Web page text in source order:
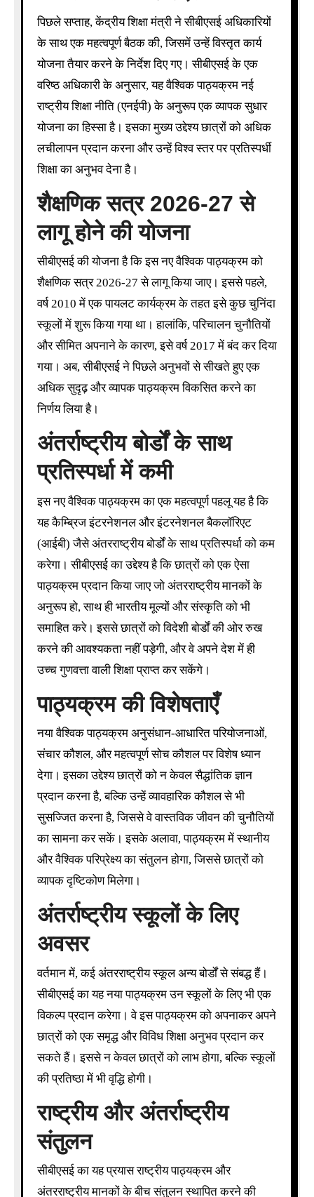
पिछले सप्ताह, केंद्रीय शिक्षा मंत्री ने सीबीएसई अधिकारियों
के साथ एक महत्वपूर्ण बैठक की, जिसमें उन्हें विस्तृत कार्य
योजना तैयार करने के निर्देश दिए गए। सीबीएसई के एक
वरिष्ठ अधिकारी के अनुसार, यह वैश्विक पाठ्यक्रम नई
राष्ट्रीय शिक्षा नीति (एनईपी) के अनुरूप एक व्यापक सुधार
योजना का हिस्सा है। इसका मुख्य उद्देश्य छात्रों को अधिक
लचीलापन प्रदान करना और उन्हें विश्व स्तर पर प्रतिस्पर्धी
शिक्षा का अनुभव देना है।
शैक्षणिक सत्र 2026-27 से
लागू होने की योजना
सीबीएसई की योजना है कि इस नए वैश्विक पाठ्यक्रम को
शैक्षणिक सत्र 2026-27 से लागू किया जाए। इससे पहले,
वर्ष 2010 में एक पायलट कार्यक्रम के तहत इसे कुछ चुनिंदा
स्कूलों में शुरू किया गया था। हालांकि, परिचालन चुनौतियों
और सीमित अपनाने के कारण, इसे वर्ष 2017 में बंद कर दिया
गया। अब, सीबीएसई ने पिछले अनुभवों से सीखते हुए एक
अधिक सुदृढ़ और व्यापक पाठ्यक्रम विकसित करने का
निर्णय लिया है।
अंतर्राष्ट्रीय बोर्डों के साथ
प्रतिस्पर्धा में कमी
इस नए वैश्विक पाठ्यक्रम का एक महत्वपूर्ण पहलू यह है कि
यह कैम्ब्रिज इंटरनेशनल और इंटरनेशनल बैकलॉरिएट
(आईबी) जैसे अंतरराष्ट्रीय बोर्डों के साथ प्रतिस्पर्धा को कम
करेगा। सीबीएसई का उद्देश्य है कि छात्रों को एक ऐसा
पाठ्यक्रम प्रदान किया जाए जो अंतरराष्ट्रीय मानकों के
अनुरूप हो, साथ ही भारतीय मूल्यों और संस्कृति को भी
समाहित करे। इससे छात्रों को विदेशी बोर्डों की ओर रुख
करने की आवश्यकता नहीं पड़ेगी, और वे अपने देश में ही
उच्च गुणवत्ता वाली शिक्षा प्राप्त कर सकेंगे।
पाठ्यक्रम की विशेषताएँ
नया वैश्विक पाठ्यक्रम अनुसंधान-आधारित परियोजनाओं,
संचार कौशल, और महत्वपूर्ण सोच कौशल पर विशेष ध्यान
देगा। इसका उद्देश्य छात्रों को न केवल सैद्धांतिक ज्ञान
प्रदान करना है, बल्कि उन्हें व्यावहारिक कौशल से भी
सुसज्जित करना है, जिससे वे वास्तविक जीवन की चुनौतियों
का सामना कर सकें। इसके अलावा, पाठ्यक्रम में स्थानीय
और वैश्विक परिप्रेक्ष्य का संतुलन होगा, जिससे छात्रों को
व्यापक दृष्टिकोण मिलेगा।
अंतर्राष्ट्रीय स्कूलों के लिए
अवसर
वर्तमान में, कई अंतरराष्ट्रीय स्कूल अन्य बोर्डों से संबद्ध हैं।
सीबीएसई का यह नया पाठ्यक्रम उन स्कूलों के लिए भी एक
विकल्प प्रदान करेगा। वे इस पाठ्यक्रम को अपनाकर अपने
छात्रों को एक समृद्ध और विविध शिक्षा अनुभव प्रदान कर
सकते हैं। इससे न केवल छात्रों को लाभ होगा, बल्कि स्कूलों
की प्रतिष्ठा में भी वृद्धि होगी।
राष्ट्रीय और अंतर्राष्ट्रीय
संतुलन
सीबीएसई का यह प्रयास राष्ट्रीय पाठ्यक्रम और
अंतरराष्ट्रीय मानकों के बीच संतुलन स्थापित करने की